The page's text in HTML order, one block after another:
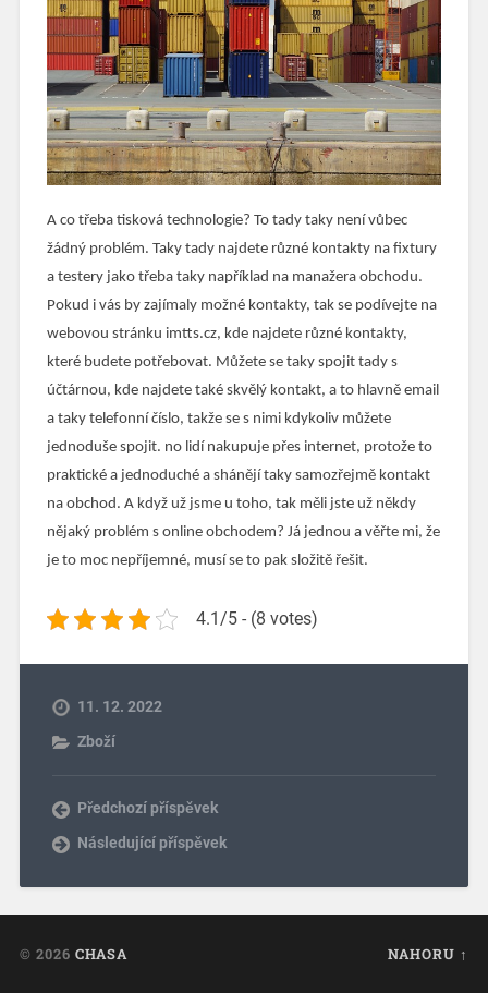
A co třeba tisková technologie? To tady taky není vůbec
žádný problém. Taky tady najdete různé kontakty na fixtury
a testery jako třeba taky například na manažera obchodu.
Pokud i vás by zajímaly možné kontakty, tak se podívejte na
webovou stránku imtts.cz, kde najdete různé kontakty,
které budete potřebovat. Můžete se taky spojit tady s
účtárnou, kde najdete také skvělý kontakt, a to hlavně email
a taky telefonní číslo, takže se s nimi kdykoliv můžete
jednoduše spojit. no lidí nakupuje přes internet, protože to
praktické a jednoduché a shánějí taky samozřejmě kontakt
na obchod. A když už jsme u toho, tak měli jste už někdy
nějaký problém s online obchodem? Já jednou a věřte mi, že
je to moc nepříjemné, musí se to pak složitě řešit.
4.1/5 - (8 votes)
11. 12. 2022
Zboží
Předchozí příspěvek
Následující příspěvek
© 2026 CHASA NAHORU ↑